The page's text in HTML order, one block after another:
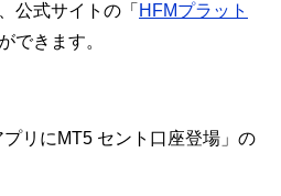
公式サイトの「 HFMプラット
できます。
リにMT5 セント口座登場」の